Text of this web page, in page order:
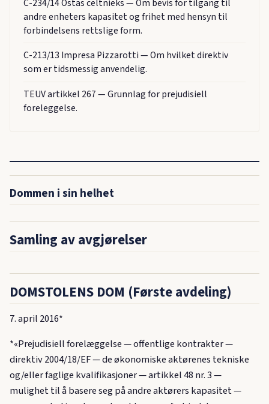
C-234/14 Ostas celtnieks — Om bevis for tilgang til
andre enheters kapasitet og frihet med hensyn til
forbindelsens rettslige form.
C-213/13 Impresa Pizzarotti — Om hvilket direktiv
som er tidsmessig anvendelig.
TEUV artikkel 267 — Grunnlag for prejudisiell
foreleggelse.
Dommen i sin helhet
Samling av avgjørelser
DOMSTOLENS DOM (Første avdeling)
7. april 2016*
*«Prejudisiell forelæggelse — offentlige kontrakter —
direktiv 2004/18/EF — de økonomiske aktørenes tekniske
og/eller faglige kvalifikasjoner — artikkel 48 nr. 3 —
mulighet til å basere seg på andre aktørers kapasitet —